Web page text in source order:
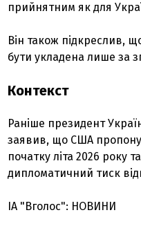
прийнятним як для
Він також підкреслив,
бути укладена лише за
Контекст
Раніше президент
заявив, що США
початку літа 2026 року
дипломатичний тиск
ІА "Вголос": НОВИНИ